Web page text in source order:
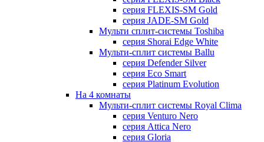
серия FLEXIS-SM Gold
серия JADE-SM Gold
Мульти сплит-системы Toshiba
серия Shorai Edge White
Мульти-сплит системы Ballu
серия Defender Silver
серия Eco Smart
серия Platinum Evolution
На 4 комнаты
Мульти-сплит системы Royal Clima
серия Venturo Nero
серия Attica Nero
серия Gloria